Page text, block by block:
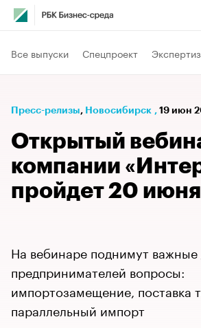
Все выпуски Спецпроект
Пресс-релизы⁠, Новосибирск , 19 июн
Открытый
компании
пройдет 20 июня
На вебинаре поднимут важные
предпринимателей вопросы:
импортозамещение, поставка
параллельный импорт